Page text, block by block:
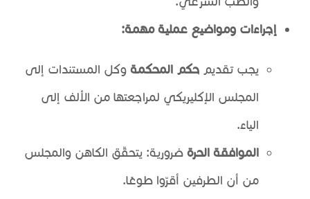
إجراءات ومواضيع عملية مهمة:
يجب تقديمحكم المحكمة وكل المستندات إلى
المجلس الإكليريكي لمراجعتها من الألف إلى
الياء.
الموافقة الحرة ضرورية: يتحقّق الكاهن والمجلس
من أن الطرفين أقرّوا طوعًا.